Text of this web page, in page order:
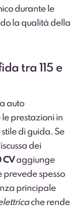
durante le
la qualità della
tra 115 e
auto
prestazioni in
di guida. Se
dei
CVaggiunge
prevede spesso
principale
che rende